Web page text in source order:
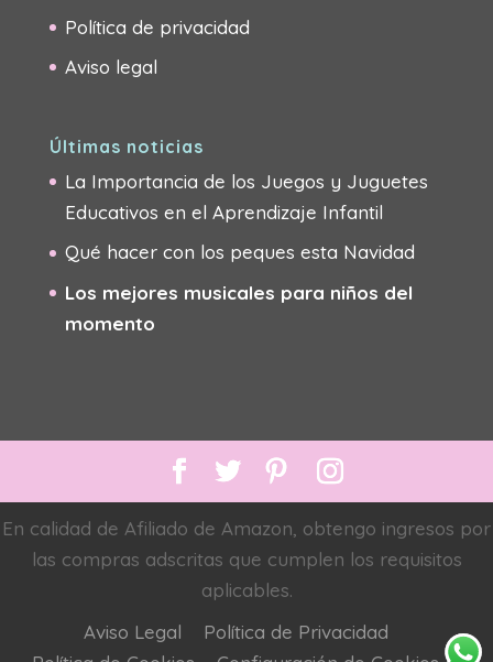
Política de privacidad
Aviso legal
Últimas noticias
La Importancia de los Juegos y Juguetes
Educativos en el Aprendizaje Infantil
Qué hacer con los peques esta Navidad
Los mejores musicales para niños del
momento
En calidad de Afiliado de Amazon, obtengo ingresos por
las compras adscritas que cumplen los requisitos
aplicables.
Aviso Legal
Política de Privacidad